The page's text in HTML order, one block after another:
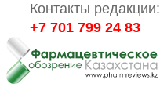
Контакты редакции:
+7 701 799 24 83